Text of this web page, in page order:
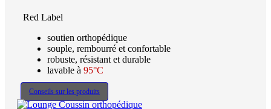
Red Label
soutien orthopédique
souple, rembourré et confortable
robuste, résistant et durable
lavable à 95°C
Conseils sur les produits